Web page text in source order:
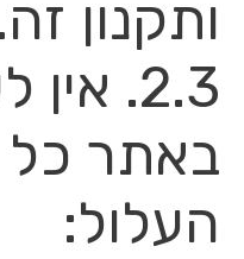
ותקנון
2.3.
באתר כל
העלול: